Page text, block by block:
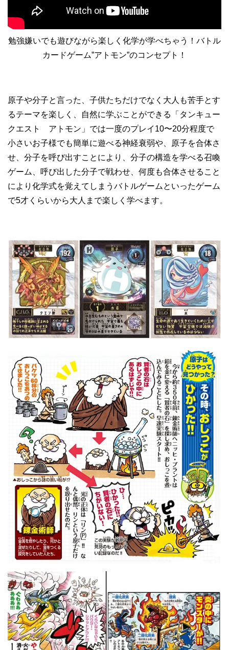
勉強嫌いでも遊びながら楽しく化学が学べちゃう！バトル
カードゲーム”アトモン”のコンセプト！
原子や分子と言った、子供たちだけでなく大人も苦手とす
るテーマを楽しく、自然に学ぶことができる「タンキュー
クエスト アトモン」では一度のプレイ10〜20分程度で
小さいお子様でも簡単に遊べる神経衰弱や、原子を合体さ
せ、分子を呼び出すことにより、分子の構造を学べる召喚
ゲーム、呼び出した分子で戦わせ、何度も合体させること
により化学式を覚えてしまうバトルゲームといったゲーム
で5才くらいから大人まで楽しく学べます。